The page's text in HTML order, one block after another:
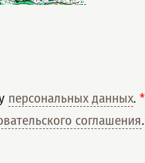
персональных данных. *
соглашения.